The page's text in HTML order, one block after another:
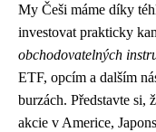
My Češi máme díky
investovat prakticky
obchodovatelných
ETF, opcím a dalším
burzách. Představte si,
akcie v Americe,